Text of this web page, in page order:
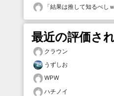
「結果は推して知るべしｗ
最近の評価さ
クラウン
うずしお
WPW
ハチノイ